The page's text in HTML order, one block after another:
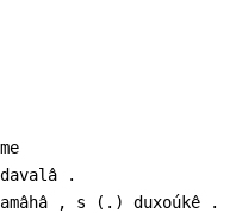
.
, s (.) duxoúkê .